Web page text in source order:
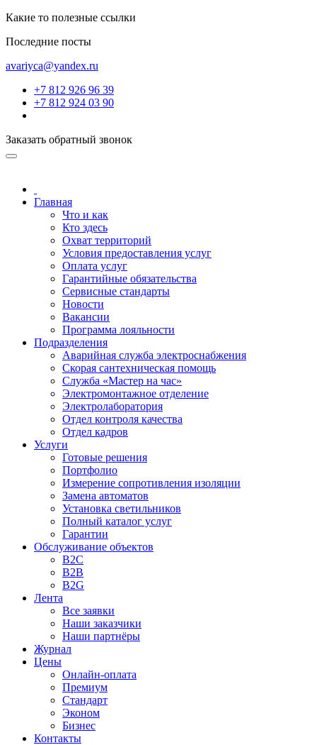
Какие то полезные ссылки
Последние посты
avariyca@yandex.ru
+7 812 926 96 39
+7 812 924 03 90
Заказать обратный звонок
Главная
Что и как
Кто здесь
Охват территорий
Условия предоставления услуг
Оплата услуг
Гарантийные обязательства
Сервисные стандарты
Новости
Вакансии
Программа лояльности
Подразделения
Аварийная служба электроснабжения
Скорая сантехническая помощь
Служба «Мастер на час»
Электромонтажное отделение
Электролаборатория
Отдел контроля качества
Отдел кадров
Услуги
Готовые решения
Портфолио
Измерение сопротивления изоляции
Замена автоматов
Установка светильников
Полный каталог услуг
Гарантии
Обслуживание объектов
B2C
B2B
B2G
Лента
Все заявки
Наши заказчики
Наши партнёры
Журнал
Цены
Онлайн-оплата
Премиум
Стандарт
Эконом
Бизнес
Контакты